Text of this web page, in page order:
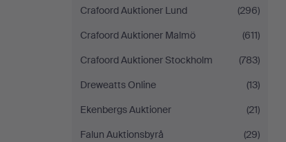
Crafoord Auktioner Lund
(296)
Crafoord Auktioner Malmö
(611)
Crafoord Auktioner Stockholm
(783)
Dreweatts Online
(13)
Ekenbergs Auktioner
(21)
Falun Auktionsbyrå
(29)